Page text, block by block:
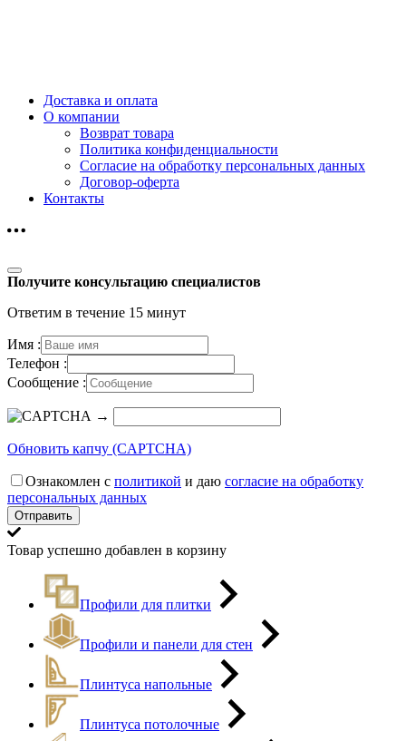
Доставка и оплата
О компании
Возврат товара
Политика конфиденциальности
Согласие на обработку персональных данных
Договор-оферта
Контакты
Получите консультацию специалистов
Ответим в течение 15 минут
Имя :
Телефон :
Сообщение :
→
Обновить капчу (CAPTCHA)
Ознакомлен с политикой и даю согласие на обработку
персональных данных
Товар успешно добавлен в корзину
Профили для плитки
Профили и панели для стен
Плинтуса напольные
Плинтуса потолочные